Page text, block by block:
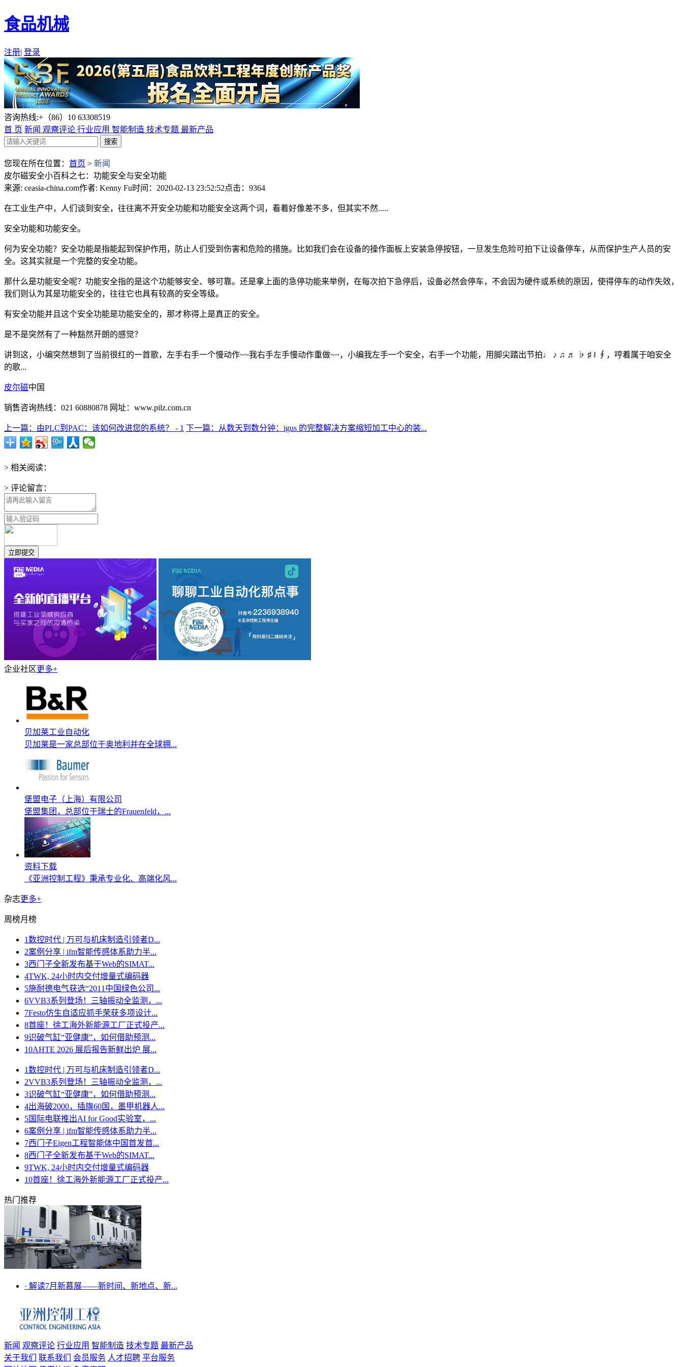
食品机械
注册| 登录
咨询热线:+（86）10 63308519
首 页 新闻 观察评论 行业应用 智能制造 技术专题 最新产品
您现在所在位置： 首页 > 新闻
皮尔磁安全小百科之七：功能安全与安全功能
来源: ceasia-china.com作者: Kenny Fu时间：2020-02-13 23:52:52点击：9364
在工业生产中，人们谈到安全，往往离不开安全功能和功能安全这两个词，看着好像差不多，但其实不然.....
安全功能和功能安全。
何为安全功能？安全功能是指能起到保护作用，防止人们受到伤害和危险的措施。比如我们会在设备的操作面板上安装急停按钮，一旦发生危险可拍下让设备停车，从而保护生产人员的安
全。这其实就是一个完整的安全功能。
那什么是功能安全呢？功能安全指的是这个功能够安全、够可靠。还是拿上面的急停功能来举例，在每次拍下急停后，设备必然会停车，不会因为硬件或系统的原因，使得停车的动作失效，
我们则认为其是功能安全的，往往它也具有较高的安全等级。
有安全功能并且这个安全功能是功能安全的，那才称得上是真正的安全。
是不是突然有了一种豁然开朗的感觉？
讲到这，小编突然想到了当前很红的一首歌，左手右手一个慢动作~~我右手左手慢动作重做~~，小编我左手一个安全，右手一个功能，用脚尖踏出节拍♩ ♪ ♫ ♬ ♭ ♯ ‖ ∮，哼着属于咱安全
的歌...
皮尔磁中国
销售咨询热线：021 60880878 网址：www.pilz.com.cn
上一篇：由PLC到PAC：该如何改进您的系统？ - 1 下一篇：从数天到数分钟：igus 的完整解决方案缩短加工中心的装...
> 相关阅读：
> 评论留言：
企业社区更多+
贝加莱工业自动化
贝加莱是一家总部位于奥地利并在全球拥...
堡盟电子（上海）有限公司
堡盟集团，总部位于瑞士的Frauenfeld，...
资料下载
《亚洲控制工程》秉承专业化、高端化风...
杂志更多+
周榜月榜
1数控时代 | 万可与机床制造引领者D...
2案例分享 | ifm智能传感体系助力半...
3西门子全新发布基于Web的SIMAT...
4TWK, 24小时内交付增量式编码器
5施耐德电气获选“2011中国绿色公司...
6VVB3系列登场！三轴振动全监测，...
7Festo仿生自适应抓手荣获多项设计...
8首座！徐工海外新能源工厂正式投产...
9识破气缸“亚健康”，如何借助预测...
10AHTE 2026 展后报告新鲜出炉 展...
1数控时代 | 万可与机床制造引领者D...
2VVB3系列登场！三轴振动全监测，...
3识破气缸“亚健康”，如何借助预测...
4出海破2000，插旗60国，墨甲机器人...
5国际电联推出AI for Good实验室，...
6案例分享 | ifm智能传感体系助力半...
7西门子Eigen工程智能体中国首发首...
8西门子全新发布基于Web的SIMAT...
9TWK, 24小时内交付增量式编码器
10首座！徐工海外新能源工厂正式投产...
热门推荐
· 解读7月新慕展——新时间、新地点、新...
新闻 观察评论 行业应用 智能制造 技术专题 最新产品
关于我们
联系我们 会员服务 人才招聘 平台服务